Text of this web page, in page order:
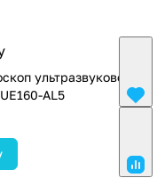
ультразвуковой
AL5